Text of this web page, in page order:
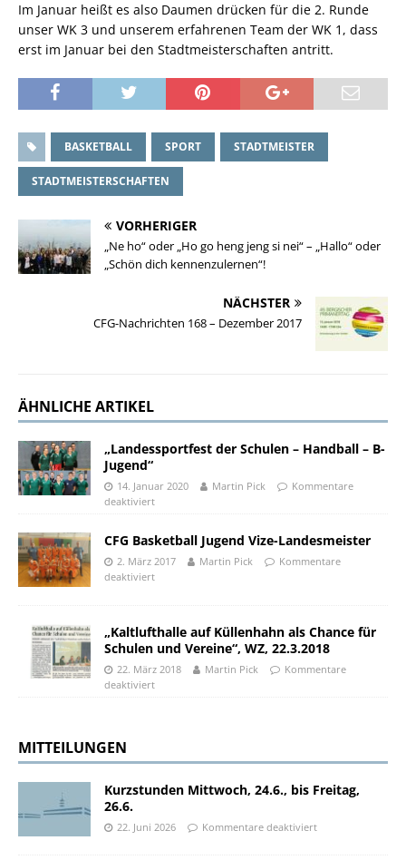
Im Januar heißt es also Daumen drücken für die 2. Runde
unser WK 3 und unserem erfahrenen Team der WK 1, dass
erst im Januar bei den Stadtmeisterschaften antritt.
BASKETBALL SPORT STADTMEISTER
STADTMEISTERSCHAFTEN
VORHERIGER
„Ne ho“ oder „Ho go heng jeng si nei“ – „Hallo“ oder
„Schön dich kennenzulernen“!
NÄCHSTER
CFG-Nachrichten 168 – Dezember 2017
ÄHNLICHE ARTIKEL
„Landessportfest der Schulen – Handball – B-
Jugend“
14. Januar 2020 Martin Pick
Kommentare
deaktiviert
CFG Basketball Jugend Vize-Landesmeister
2. März 2017 Martin Pick
Kommentare
deaktiviert
„Kaltlufthalle auf Küllenhahn als Chance für
Schulen und Vereine“, WZ, 22.3.2018
22. März 2018 Martin Pick
Kommentare
deaktiviert
MITTEILUNGEN
Kurzstunden Mittwoch, 24.6., bis Freitag,
26.6.
22. Juni 2026 Kommentare deaktiviert